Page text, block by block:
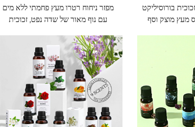
בורוסיליקט
מעץ מוצק וסף
מפזר ניחוח רטרו מעץ פחמתי ללא מים
עם נוף מאור של שדה נפט, זכוכית